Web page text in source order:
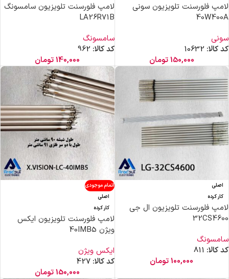
لامپ فلورسنت تلویزیون سونی
40W400A
سونی
کد کالا: 10632
150,000تومان
لامپ فلورسنت تلویزیون سامسونگ
LA26R71B
سامسونگ
کد کالا: 962
140,000تومان
اصلی
کار کرده
لامپ فلورسنت تلویزیون ال جی
32CS4600
سامسونگ
کد کالا: 811
100,000تومان
اتمام موجودی
اصلی
کار کرده
لامپ فلورسنت تلویزیون ایکس
ویژن 40IMB5
ایکس ویژن
کد کالا:427
150,000تومان